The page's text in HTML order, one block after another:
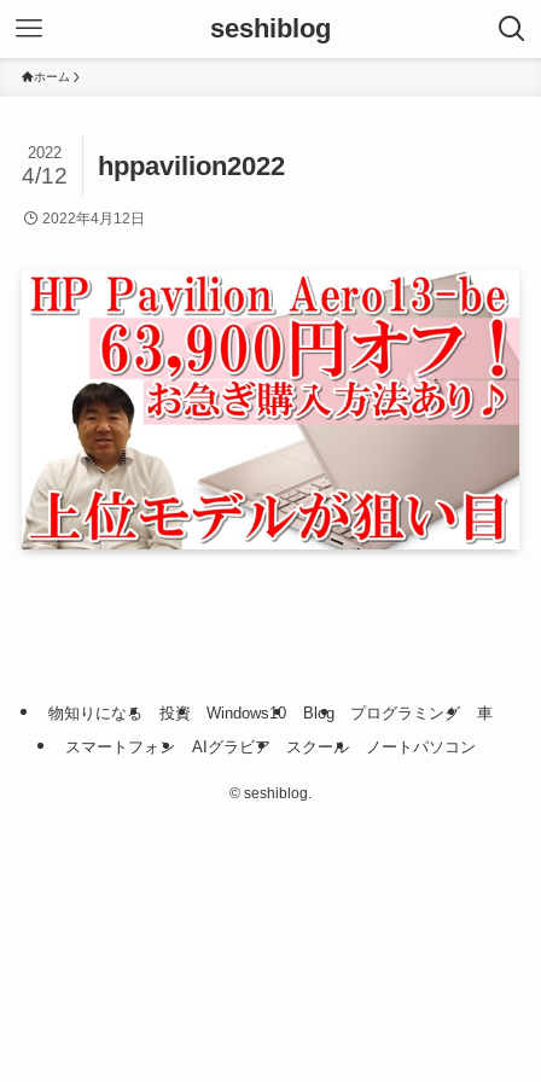
seshiblog
ホーム
hppavilion2022
2022
4/12
2022年4月12日
物知りになる 投資 Windows10 Blog プログラミング
車
スマートフォン
AIグラビア スクール ノートパソコン
© seshiblog.